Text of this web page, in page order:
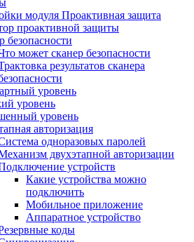
модуля Проактивная защита
проактивной защиты
безопасности
может сканер безопасности
результатов сканера
уровень
уровень
уровень
авторизация
одноразовых паролей
двухэтапной авторизации
устройств
Какие устройства можно
подключить
Мобильное приложение
Аппаратное устройство
коды